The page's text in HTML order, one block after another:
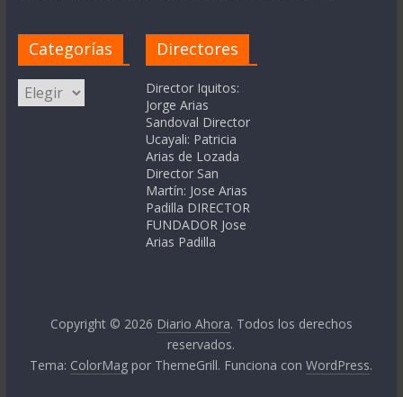
Categorías
Categorías
Directores
Director Iquitos:
Jorge Arias
Sandoval Director
Ucayali: Patricia
Arias de Lozada
Director San
Martín: Jose Arias
Padilla DIRECTOR
FUNDADOR Jose
Arias Padilla
Copyright © 2026 Diario Ahora. Todos los derechos
reservados.
Tema: ColorMag por ThemeGrill. Funciona conWordPress.